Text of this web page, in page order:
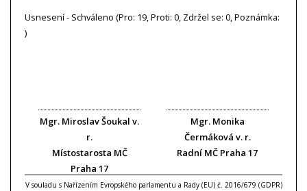
Usnesení - Schváleno (Pro: 19, Proti: 0, Zdržel se: 0, Poznámka:
)
Mgr. Miroslav Šoukal v.
r.
Místostarosta MČ
Praha 17
Mgr. Monika
Čermáková v. r.
Radní MČ Praha 17
V souladu s Nařízením Evropského parlamentu a Rady (EU) č. 2016/679 (GDPR)